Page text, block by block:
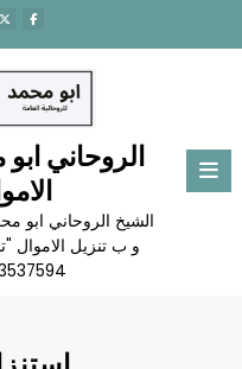
المحتوى
الروحاني
الشيخ الروحاني
و ب تنزيل الاموال